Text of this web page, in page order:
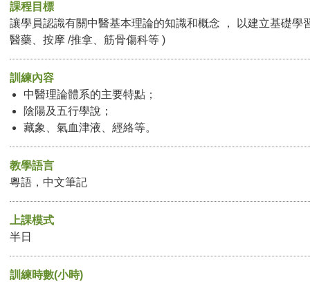
課程目標
讓學員認識有關中醫基本理論的知識和概念 ， 以建立基礎學
醫藥、按摩 /推拿、筋骨傷科等 )
訓練內容
中醫理論體系的主要特點；
陰陽及五行學說；
藏象、氣血津液、經絡等。
教學語言
粵語，中文筆記
上課模式
半日
訓練時數(小時)